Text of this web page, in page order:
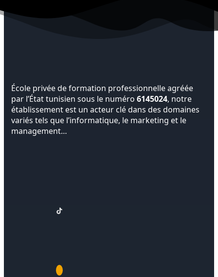
École privée de formation professionnelle agréée
par l’État tunisien sous le numéro 6145024, notre
établissement est un acteur clé dans des domaines
variés tels que l’informatique, le marketing et le
management…